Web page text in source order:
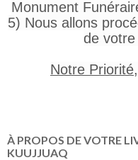
Monument
5) Nous allons
de votre
Notre Priorité,
À PROPOS DE VOTRE
KUUJJUAQ